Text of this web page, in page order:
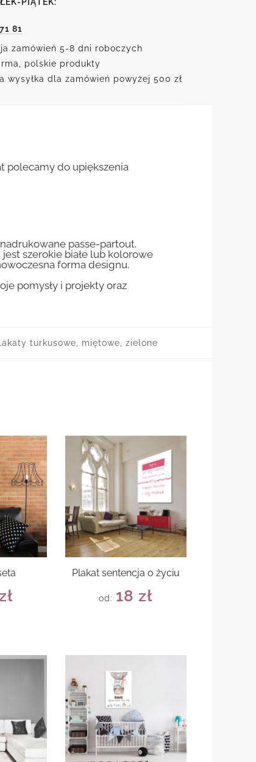
81
zamówień 5-8 dni roboczych
polskie produkty
wysyłka dla zamówień powyżej 500 zł
polecamy do upiększenia
passe-partout.
szerokie białe lub kolorowe
forma designu.
pomysły i projekty oraz
turkusowe, miętowe, zielone
Plakat sentencja o życiu
od: 18zł